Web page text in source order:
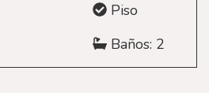
Piso
Baños: 2